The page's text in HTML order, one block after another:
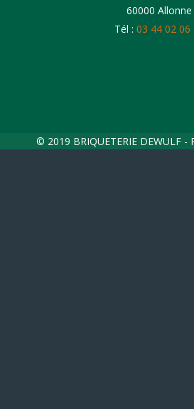
60000 Allonne
Tél : 03 44 02 06
© 2019 BRIQUETERIE DEWULF -